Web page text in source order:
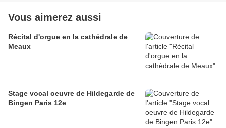
Vous aimerez aussi
Récital d'orgue en la cathédrale de
Meaux
Stage vocal oeuvre de Hildegarde de
Bingen Paris 12e